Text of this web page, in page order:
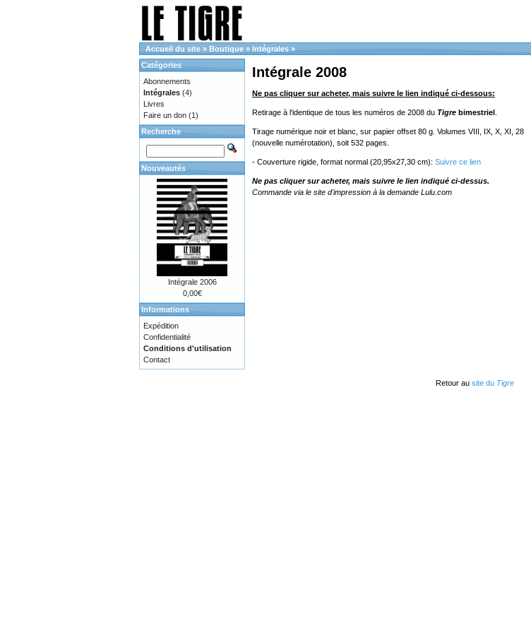
Accueil du site » Boutique » Intégrales »
Intégrale 2008
Ne pas cliquer sur acheter, mais suivre le lien indiqué ci-dessous:
Retirage à l'identique de tous les numéros de 2008 du Tigre bimestriel
Tirage numérique noir et blanc, sur papier offset 80 g. Volumes VIII, IX, X, XI, 28
(nouvelle numérotation), soit 532 pages.
- Couverture rigide, format normal (20,95x27,30 cm): Suivre ce lien
Ne pas cliquer sur acheter, mais suivre le lien indiqué ci-dessus.
Commande via le site d'impression à la demande Lulu.com
Catégories
Abonnements
Intégrales (4)
Livres
Faire un don (1)
Recherche
Nouveautés
Intégrale 2006
0,00€
Informations
Expédition
Confidentialité
Conditions d'utilisation
Contact
Retour au site du Tigre